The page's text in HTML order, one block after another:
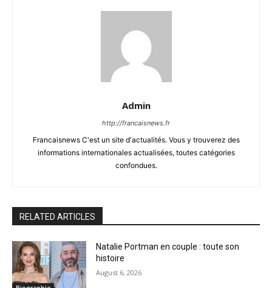
Admin
http://francaisnews.fr
Francaisnews C'est un site d'actualités. Vous y trouverez des
informations internationales actualisées, toutes catégories
confondues.
RELATED ARTICLES
Natalie Portman en couple : toute son
histoire
August 6, 2026